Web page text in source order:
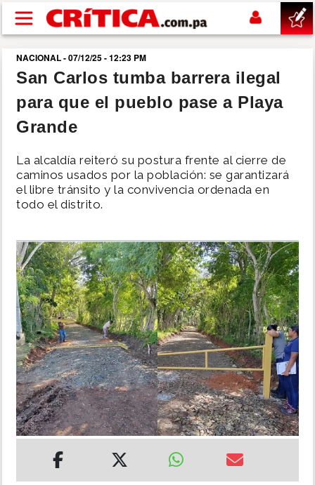
Pasar al contenido principal
buscar
SUCESOS
POLÍTICA
DEPORTES
MUNDO
INSÓLITAS
MULTIMEDIA
IMPRESO
NACIONAL - 07/12/25 - 12:23 PM
San Carlos tumba barrera ilegal
para que el pueblo pase a Playa
Grande
La alcaldía reiteró su postura frente al cierre de
caminos usados por la población: se garantizará
el libre tránsito y la convivencia ordenada en
todo el distrito.